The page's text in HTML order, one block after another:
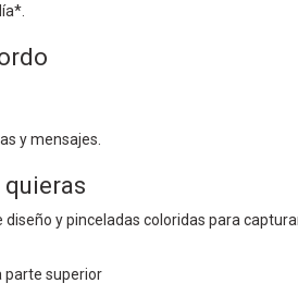
y mensajes.
y pinceladas coloridas para
parte superior